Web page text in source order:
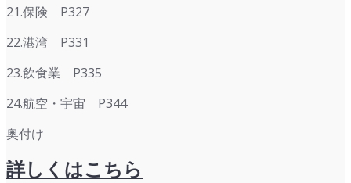
21.保険 P327
22.港湾 P331
23.飲食業 P335
24.航空・宇宙 P344
奥付け
詳しくはこちら